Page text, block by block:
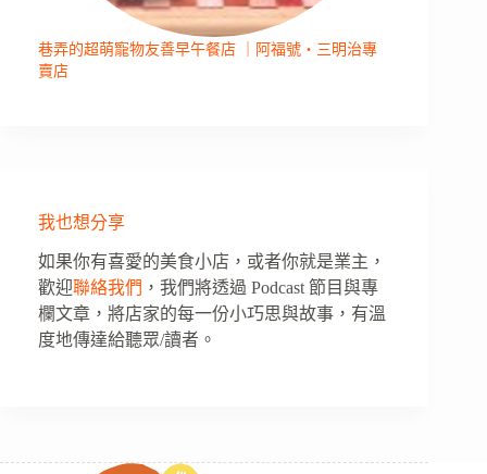
巷弄的超萌寵物友善早午餐店 ｜阿福號・三明治專
賣店
我也想分享
如果你有喜愛的美食小店，或者你就是業主，
歡迎聯絡我們 ，我們將透過 Podcast 節目與專
欄文章，將店家的每一份小巧思與故事，有溫
度地傳達給聽眾/讀者。